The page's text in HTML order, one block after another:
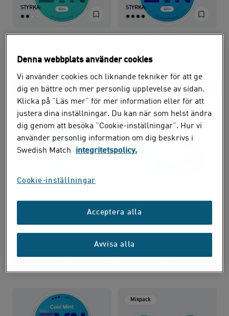
STYRKA:
Köp
STYRKA:
Köp
Strong 11mg
175 kr
ZYN Mixpaket Mint Extra Strong
Mixpack
1 mixpkt
Mixpack
Denna webbplats använder cookies
Vi använder cookies och liknande tekniker för att ge
dig en bättre och mer personlig upplevelse av sidan.
Klicka på ”Läs mer” för mer information eller för att
justera dina inställningar. Du kan när som helst ändra
dig genom att besöka ”Cookie-inställningar”. Hur vi
använder personlig information om dig beskrivs i
Swedish Match
integritetspolicy.
Cookie-inställningar
Acceptera alla
Avvisa alla